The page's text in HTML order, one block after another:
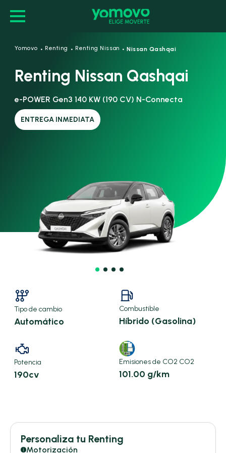
Yomovo · Renting · Renting Nissan · Nissan Qashqai
Renting Nissan Qashqai
e-POWER Gen3 140 KW (190 CV) N-Connecta
ENTREGA INMEDIATA
Tipo de cambio
Automático
Combustible
Híbrido (Gasolina)
Potencia
190cv
Emisiones de CO2 CO2
101.00 g/km
Personaliza tu Renting
i Motorización